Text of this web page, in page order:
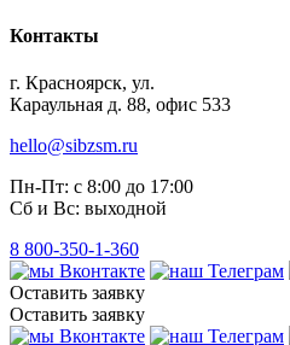
Контакты
г. Красноярск, ул.
Караульная д. 88, офис 533
hello@sibzsm.ru
Пн-Пт: с 8:00 до 17:00
Сб и Вс: выходной
8 800-350-1-360
Оставить заявку
Оставить заявку